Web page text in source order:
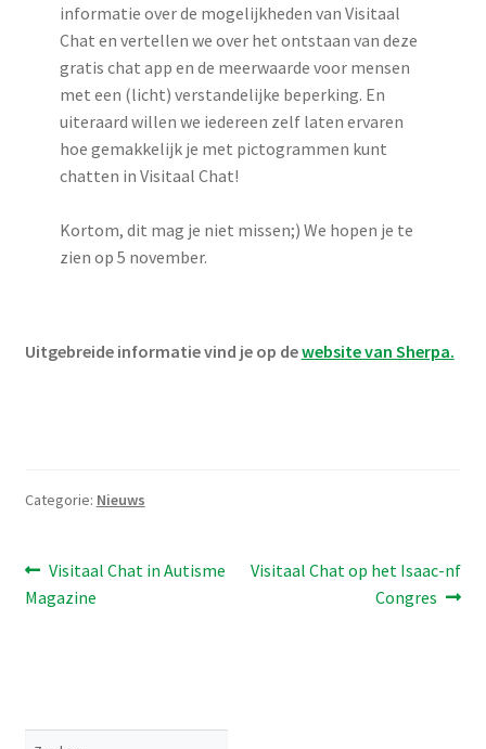
informatie over de mogelijkheden van Visitaal
Chat en vertellen we over het ontstaan van deze
gratis chat app en de meerwaarde voor mensen
met een (licht) verstandelijke beperking. En
uiteraard willen we iedereen zelf laten ervaren
hoe gemakkelijk je met pictogrammen kunt
chatten in Visitaal Chat!
Kortom, dit mag je niet missen;) We hopen je te
zien op 5 november.
Uitgebreide informatie vind je op dewebsite van Sherpa.
Categorie: Nieuws
Bericht
navigatie
Vorig
bericht:
Visitaal Chat in Autisme
Magazine
Volgend
Visitaal Chat op het Isaac-nf
Congres